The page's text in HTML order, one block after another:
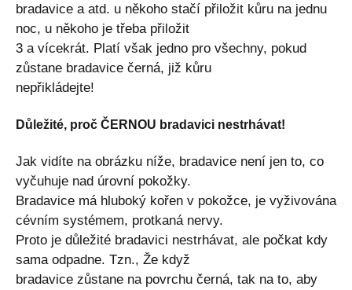
bradavice a atd. u někoho stačí přiložit kůru na jednu
noc, u někoho je třeba přiložit
3 a vícekrát. Platí však jedno pro všechny, pokud
zůstane bradavice černá, již kůru
nepřikládejte!
Důležité, proč ČERNOU bradavici nestrhávat!
Jak vidíte na obrázku níže, bradavice není jen to, co
vyčuhuje nad úrovní pokožky.
Bradavice má hluboký kořen v pokožce, je vyživována
cévním systémem, protkaná nervy.
Proto je důležité bradavici nestrhávat, ale počkat kdy
sama odpadne. Tzn., Že když
bradavice zůstane na povrchu černá, tak na to, aby